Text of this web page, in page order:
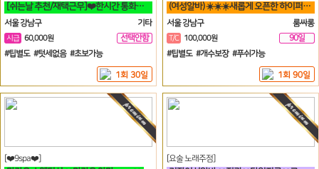
[쉬는날 추천/재택근무]❤️한시간 통화시 64,800원❤️당일지급❤️영상
서울 강남구
기타
시급 60,000원
선택안함
일
#팁별도 #텃세없음 #초보가능
1회 30일
(여성알바) ☀️☀️☀️새롭게 오픈한 하이퍼블릭 샤이니 입니다!!!☀️☀️☀️
서울 강남구
룸싸롱
T/C 100,000원
90일
#팁별도 #개수보장 #푸쉬가능
1회 90일
[❤️9spa❤️]
[요술 노래주점]